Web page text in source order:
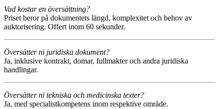
Vad kostar en översättning?
Priset beror på dokumentets längd, komplexitet och behov av
auktorisering. Offert inom 60 sekunder.
Översätter ni juridiska dokument?
Ja, inklusive kontrakt, domar, fullmakter och andra juridiska
handlingar.
Översätter ni tekniska och medicinska texter?
Ja, med specialistkompetens inom respektive område.